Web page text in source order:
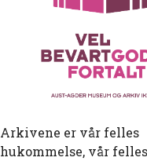
Arkivene er vår felles
hukommelse, vår felles